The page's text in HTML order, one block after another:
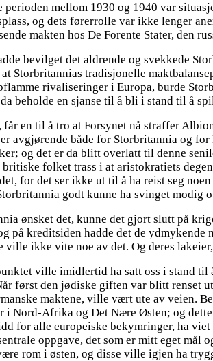
perioden mellom 1930 og 1940 var
og dets førerrolle var ikke lenger
makten hos De Forente Stater, den
bevilget det aldrende og svekkede
Storbritannias tradisjonelle
rivaliseringer i Europa, burde
beholde en sjanse til å bli i stand til å
får en til å tro at Forsynet nå straffer
avgjørende både for Storbritannia og
og det er da blitt overlatt til denne
britiske folket trass i at aristokratiets
for det ser ikke ut til å ha reist seg
godt kunne ha svinget modig
ønsket det, kunne det gjort slutt på
på kreditsiden hadde det de
ville ikke vite noe av det. Og deres
ville imidlertid ha satt oss i stand
først den jødiske giften var blitt renset
maktene, ville vært ute av veien.
i Nord-Afrika og Det Nære Østen; og
for alle europeiske bekymringer, ha
oppgave, det som er mitt eget mål
rom i østen, og disse ville igjen ha